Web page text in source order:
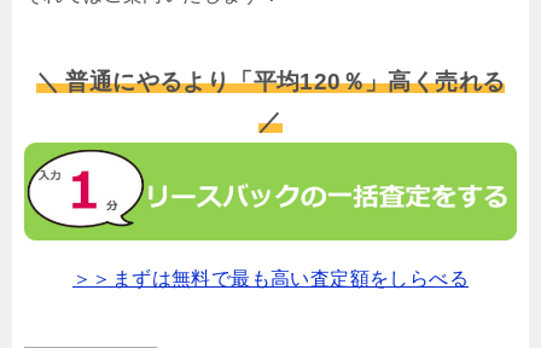
＼ 普通にやるより「平均120％」高く売れる
／
＞＞まずは無料で最も高い査定額をしらべる